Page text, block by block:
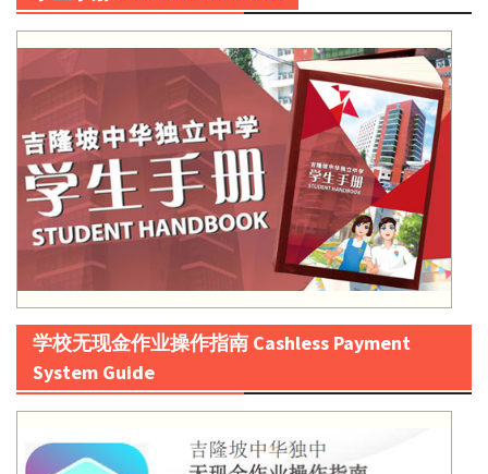
学校无现金作业操作指南 Cashless Payment
System Guide